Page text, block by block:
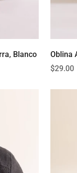
Blanco
Oblina
Precio
$29.00